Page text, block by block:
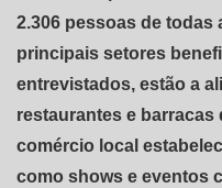
2.306 pessoas de todas
principais setores
entrevistados, estão a
restaurantes e barracas
comércio local
como shows e eventos